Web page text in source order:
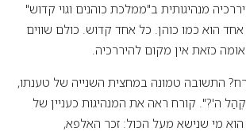
מנהיגותית ב"ממלכת כוהנים וגוי קדוש"
אחד הוא כמו כוהן. כל אחד קדוש. כולם שווים
כזאת אין מקום להיררכיה.
התשובה טמונה במחצית השנייה של טענתו,
ה'?". קורח ראה את המנהיגות כעניין של
הוא מי שנישא מעל הכול: זכר האלפא,